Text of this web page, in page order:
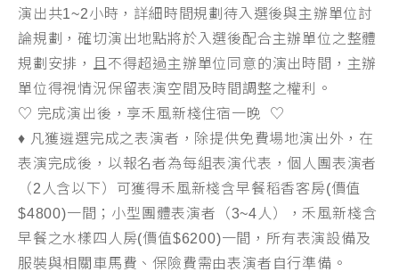
演出共1~2小時，詳細時間規劃待入選後與主辦單位討
論規劃，確切演出地點將於入選後配合主辦單位之整體
規劃安排，且不得超過主辦單位同意的演出時間，主辦
單位得視情況保留表演空間及時間調整之權利。
♡ 完成演出後，享禾風新棧住宿一晚
♡
♦ 凡獲遴選完成之表演者，除提供免費場地演出外，在
表演完成後，以報名者為每組表演代表，個人團表演者
（ 2 人含以下）可獲得禾風新棧含早餐稻香客房(價值
$4800)一間；小型團體表演者（3~4 人），禾風新棧含
早餐之水樣四人房(價值$6200)一間，所有表演設備及
服裝與相關車馬費、保險費需由表演者自行準備。